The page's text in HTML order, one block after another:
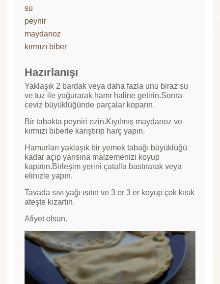
su
peynir
maydanoz
kırmızı biber
Hazırlanışı
Yaklaşık 2 bardak veya daha fazla unu biraz su
ve tuz ile yoğurarak hamr haline getirin.Sonra
ceviz büyüklüğünde parçalar koparın.
Bir tabakta peyniri ezin.Kıyılmış maydanoz ve
kırmızı biberle karıştırıp harç yapın.
Hamurları yaklaşık bir yemek tabağı büyüklüğü
kadar açıp yarısına malzemenizi koyup
kapatın.Birleşim yerini çatalla bastırarak veya
elinizle yapın.
Tavada sıvı yağı ısıtın ve 3 er 3 er koyup çok kısık
ateşte kızartın.
Afiyet olsun.